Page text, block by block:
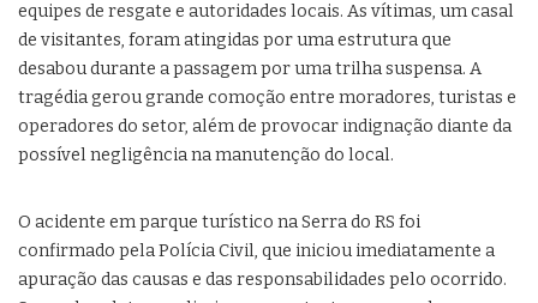
equipes de resgate e autoridades locais. As vítimas, um casal
de visitantes, foram atingidas por uma estrutura que
desabou durante a passagem por uma trilha suspensa. A
tragédia gerou grande comoção entre moradores, turistas e
operadores do setor, além de provocar indignação diante da
possível negligência na manutenção do local.
O acidente em parque turístico na Serra do RS foi
confirmado pela Polícia Civil, que iniciou imediatamente a
apuração das causas e das responsabilidades pelo ocorrido.